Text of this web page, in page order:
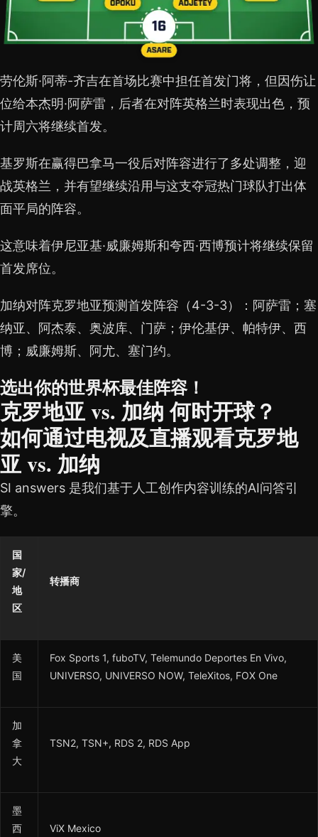
劳伦斯·阿蒂-齐吉在首场比赛中担任首发门将，但因伤让
位给本杰明·阿萨雷，后者在对阵英格兰时表现出色，预
计周六将继续首发。
基罗斯在赢得巴拿马一役后对阵容进行了多处调整，迎
战英格兰，并有望继续沿用与这支夺冠热门球队打出体
面平局的阵容。
这意味着伊尼亚基·威廉姆斯和夸西·西博预计将继续保留
首发席位。
加纳对阵克罗地亚预测首发阵容（4-3-3）：阿萨雷；塞
纳亚、阿杰泰、奥波库、门萨；伊伦基伊、帕特伊、西
博；威廉姆斯、阿尤、塞门约。
选出你的世界杯最佳阵容！
克罗地亚 vs. 加纳 何时开球？
如何通过电视及直播观看克罗地
亚 vs. 加纳
SI answers 是我们基于人工创作内容训练的AI问答引
擎。
国
家/
地
区
转播商
美
国
Fox Sports 1, fuboTV, Telemundo Deportes En Vivo,
UNIVERSO, UNIVERSO NOW, TeleXitos, FOX One
加
拿
大
TSN2, TSN+, RDS 2, RDS App
墨
西
ViX Mexico